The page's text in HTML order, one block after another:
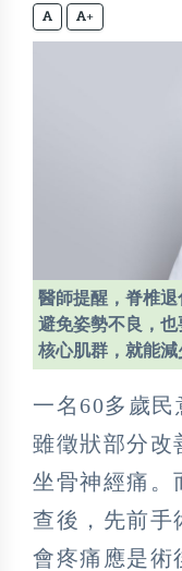
+
醫師提醒，脊椎
避免姿勢不良，
核心肌群，就能減
一名60多歲民
雖徵狀部分改
坐骨神經痛。
查後，先前手
會疼痛應是術